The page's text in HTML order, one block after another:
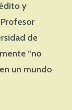
y
de
“no
un mundo